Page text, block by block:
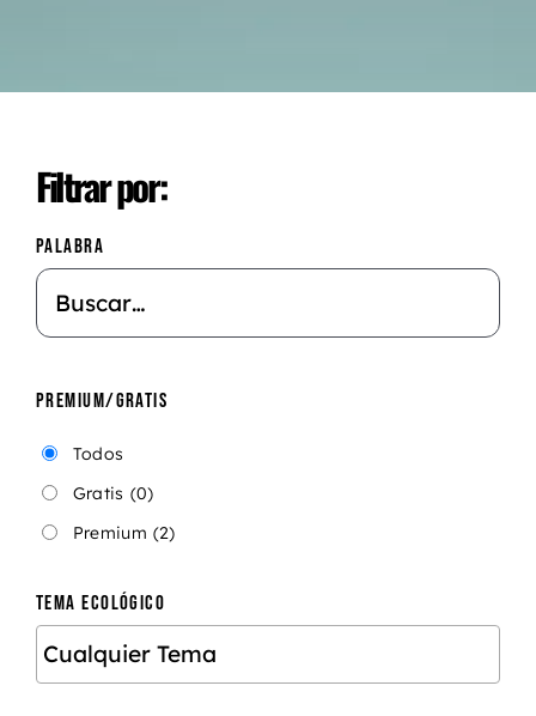
Filtrar por:
PALABRA
PREMIUM/GRATIS
Todos
Gratis (0)
Premium (2)
TEMA ECOLÓGICO